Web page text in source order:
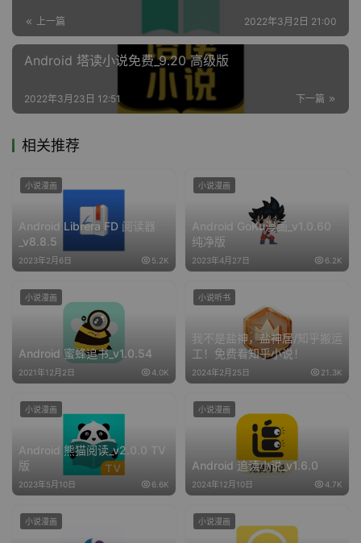
上一篇 2022年3月2日 21:00
Android 塔读小说免费_9.20 高级版
下一篇
2022年3月23日 12:51
相关推荐
Android Librera FD 阅读器
_v8.8.5
2023年2月6日 5.2K
小说漫画
Android GoKu漫画_v1.0.60
纯净版
2023年4月27日 6.2K
小说漫画
Android 蜜蜂追书_v1.0.54
2021年12月2日 4.0K
小说漫画
我不是盐神，盐神居/知乎搬运
工！免费看知乎小说！
2024年2月25日 21.3K
小说听书
Android 熊猫阅读_v2.0.0 TV
版
2023年5月10日 6.6K
小说漫画
Android 追读小说_v1.6.0
2024年12月10日 4.7K
小说漫画
小说漫画 小说漫画